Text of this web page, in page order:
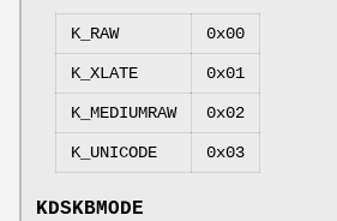
K_RAW 0x00
K_XLATE 0x01
K_MEDIUMRAW 0x02
K_UNICODE 0x03
KDSKBMODE